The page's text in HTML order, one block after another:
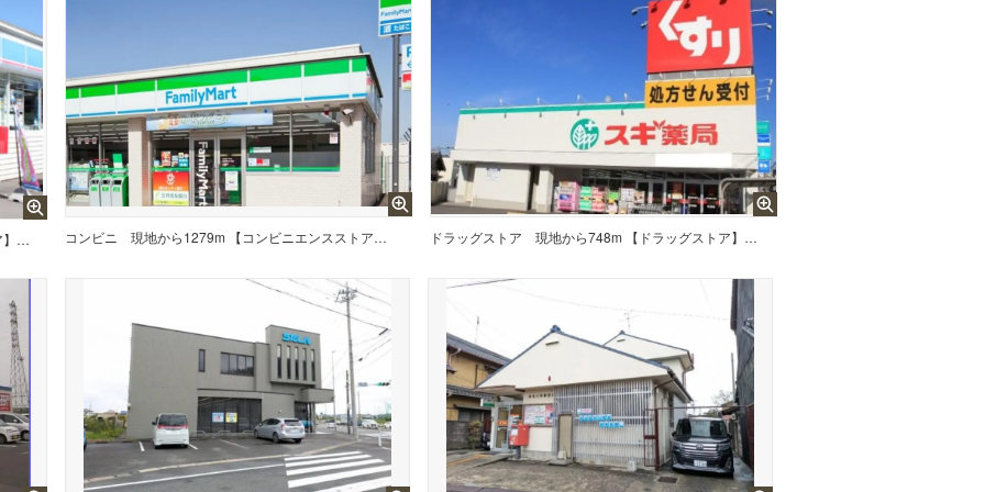
現地から709m 【コンビニエンスストア】ローソン 常滑金山店まで709m コンビニ 現地から1279m 【コンビニエンスストア】ファミリーマート 常滑若松町店まで1279m ドラッグストア 現地から748m 【ドラッグストア】スギ薬局常滑北店まで748m